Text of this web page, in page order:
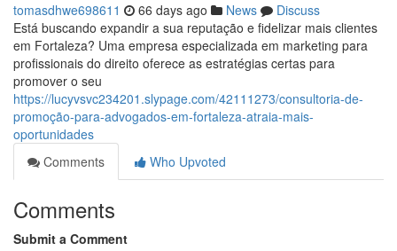
tomasdhwe698611 66 days ago News
Discuss
Está buscando expandir a sua reputação e fidelizar mais clientes
em Fortaleza? Uma empresa especializada em marketing para
profissionais do direito oferece as estratégias certas para
promover o seu
https://lucyvsvc234201.slypage.com/42111273/consultoria-de-
promoção-para-advogados-em-fortaleza-atraia-mais-
oportunidades
Comments
Who Upvoted
Comments
Submit a Comment